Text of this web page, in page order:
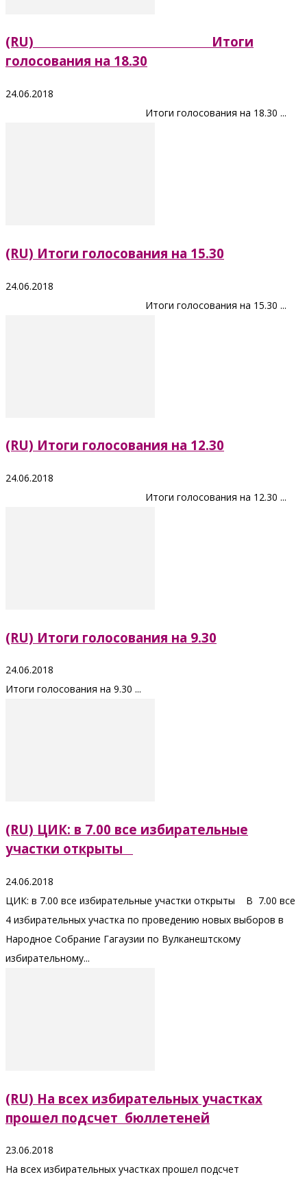
(RU) Итоги
голосования на 18.30
24.06.2018
Итоги голосования на 18.30 ...
(RU) Итоги голосования на 15.30
24.06.2018
Итоги голосования на 15.30 ...
(RU) Итоги голосования на 12.30
24.06.2018
Итоги голосования на 12.30 ...
(RU) Итоги голосования на 9.30
24.06.2018
Итоги голосования на 9.30 ...
(RU) ЦИК: в 7.00 все избирательные
участки открыты
24.06.2018
ЦИК: в 7.00 все избирательные участки открыты В 7.00 все
4 избирательных участка по проведению новых выборов в
Народное Собрание Гагаузии по Вулканештскому
избирательному...
(RU) На всех избирательных участках
прошел подсчет бюллетеней
23.06.2018
На всех избирательных участках прошел подсчет